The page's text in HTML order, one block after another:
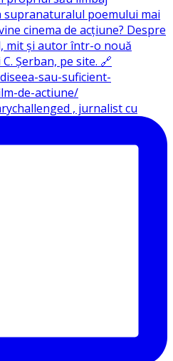
, jurnalist cu